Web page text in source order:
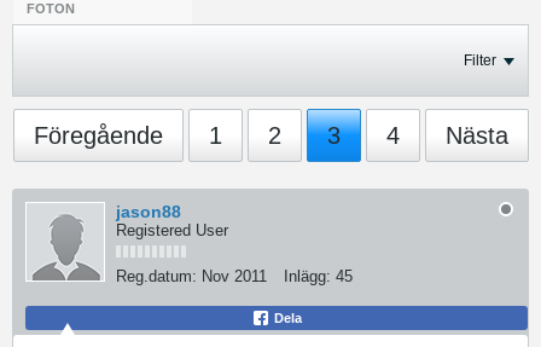
FOTON
Filter
Föregående 1 2 3 4 Nästa
jason88
Registered User
Reg.datum: Nov 2011 Inlägg: 45
Dela